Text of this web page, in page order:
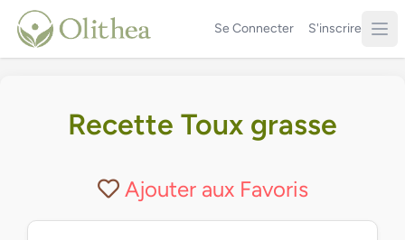
Se Connecter S'inscrire
Recette Toux grasse
Ajouter aux Favoris